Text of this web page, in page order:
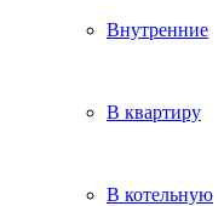
Внутренние
В квартиру
В котельную